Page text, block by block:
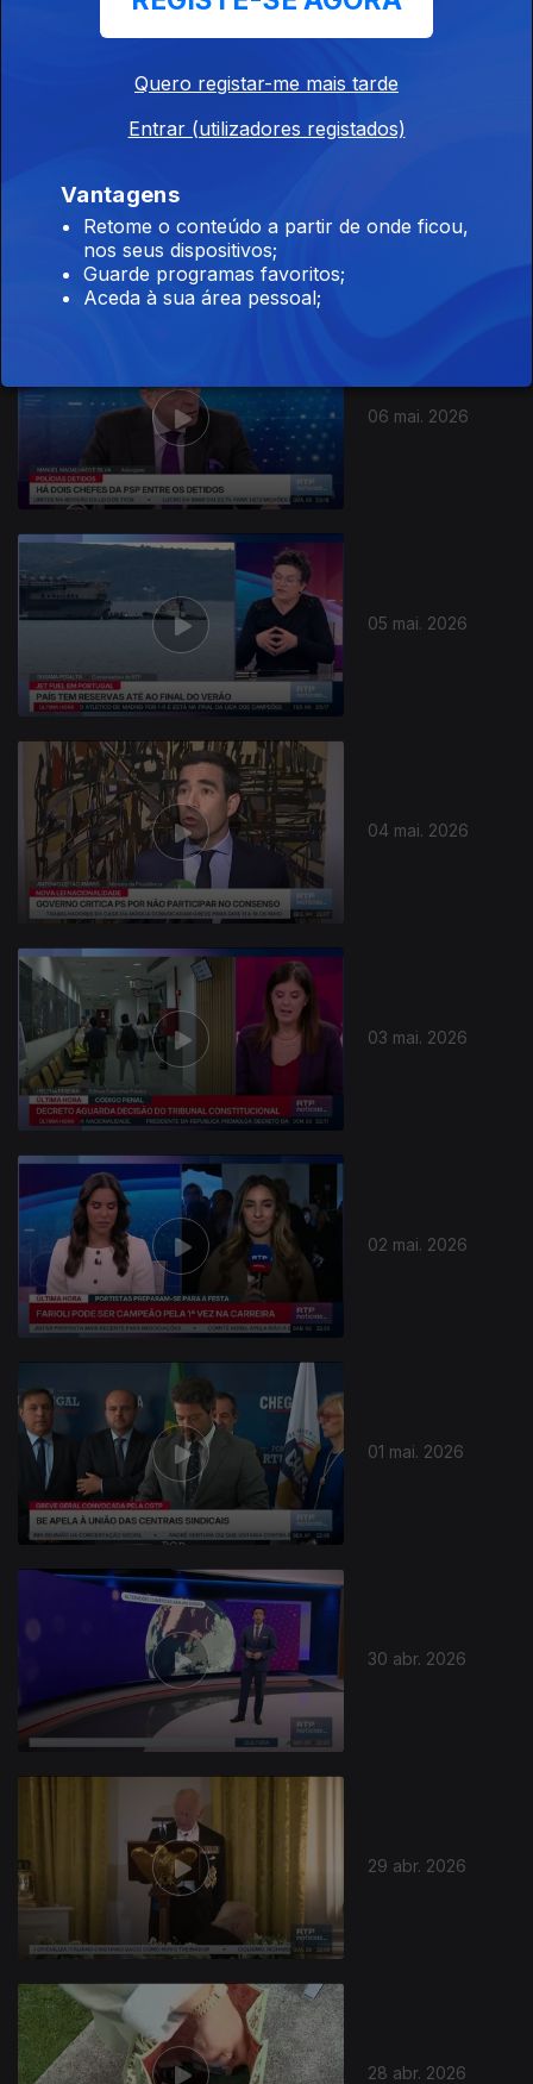
06 mai. 2026
05 mai. 2026
04 mai. 2026
03 mai. 2026
02 mai. 2026
01 mai. 2026
30 abr. 2026
29 abr. 2026
28 abr. 2026
Quero registar-me mais tarde
Entrar (utilizadores registados)
Vantagens
Retome o conteúdo a partir de onde ficou,
nos seus dispositivos;
Guarde programas favoritos;
Aceda à sua área pessoal;